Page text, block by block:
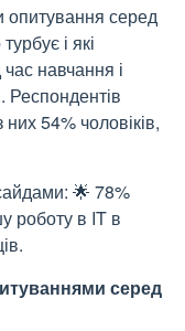
опитування серед
і які
навчання і
54% чоловіків,
🌟 78%
роботу в IT в
серед